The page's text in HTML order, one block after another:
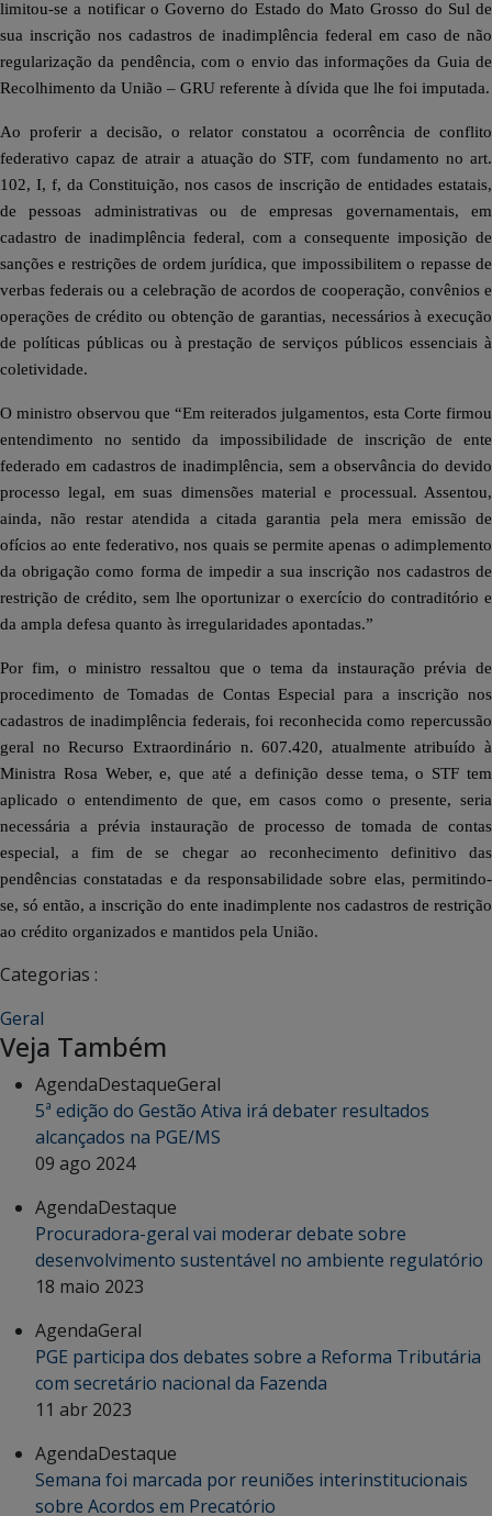
limitou-se a notificar o Governo do Estado do Mato Grosso do Sul de
sua inscrição nos cadastros de inadimplência federal em caso de não
regularização da pendência, com o envio das informações da Guia de
Recolhimento da União – GRU referente à dívida que lhe foi imputada.
Ao proferir a decisão, o relator constatou a ocorrência de conflito
federativo capaz de atrair a atuação do STF, com fundamento no art.
102, I, f, da Constituição, nos casos de inscrição de entidades estatais,
de pessoas administrativas ou de empresas governamentais, em
cadastro de inadimplência federal, com a consequente imposição de
sanções e restrições de ordem jurídica, que impossibilitem o repasse de
verbas federais ou a celebração de acordos de cooperação, convênios e
operações de crédito ou obtenção de garantias, necessários à execução
de políticas públicas ou à prestação de serviços públicos essenciais à
coletividade.
O ministro observou que “Em reiterados julgamentos, esta Corte firmou
entendimento no sentido da impossibilidade de inscrição de ente
federado em cadastros de inadimplência, sem a observância do devido
processo legal, em suas dimensões material e processual. Assentou,
ainda, não restar atendida a citada garantia pela mera emissão de
ofícios ao ente federativo, nos quais se permite apenas o adimplemento
da obrigação como forma de impedir a sua inscrição nos cadastros de
restrição de crédito, sem lhe oportunizar o exercício do contraditório e
da ampla defesa quanto às irregularidades apontadas.”
Por fim, o ministro ressaltou que o tema da instauração prévia de
procedimento de Tomadas de Contas Especial para a inscrição nos
cadastros de inadimplência federais, foi reconhecida como repercussão
geral no Recurso Extraordinário n. 607.420, atualmente atribuído à
Ministra Rosa Weber, e, que até a definição desse tema, o STF tem
aplicado o entendimento de que, em casos como o presente, seria
necessária a prévia instauração de processo de tomada de contas
especial, a fim de se chegar ao reconhecimento definitivo das
pendências constatadas e da responsabilidade sobre elas, permitindo-
se, só então, a inscrição do ente inadimplente nos cadastros de restrição
ao crédito organizados e mantidos pela União.
Categorias :
Geral
Veja Também
AgendaDestaqueGeral
5ª edição do Gestão Ativa irá debater resultados
alcançados na PGE/MS
09 ago 2024
AgendaDestaque
Procuradora-geral vai moderar debate sobre
desenvolvimento sustentável no ambiente regulatório
18 maio 2023
AgendaGeral
PGE participa dos debates sobre a Reforma Tributária
com secretário nacional da Fazenda
11 abr 2023
AgendaDestaque
Semana foi marcada por reuniões interinstitucionais
sobre Acordos em Precatório